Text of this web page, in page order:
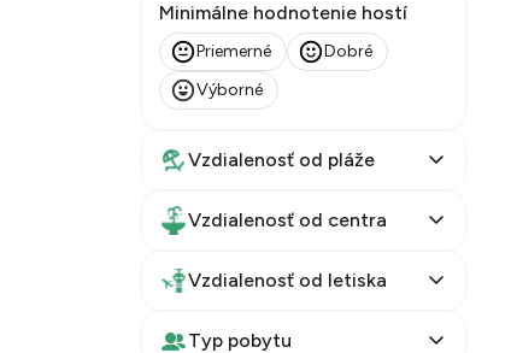
Minimálne hodnotenie hostí
Priemerné
Dobré
Výborné
Vzdialenosť od pláže
Vzdialenosť od centra
Vzdialenosť od letiska
Typ pobytu